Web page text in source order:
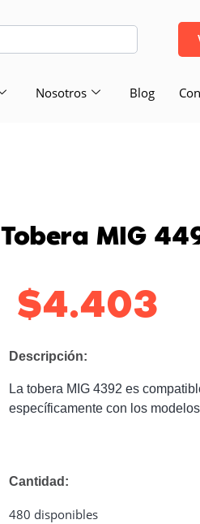
Nosotros Blog
Tobera MIG
$4.403
Descripción:
La tobera MIG 4392 es
específicamente con los
Cantidad:
480 disponibles